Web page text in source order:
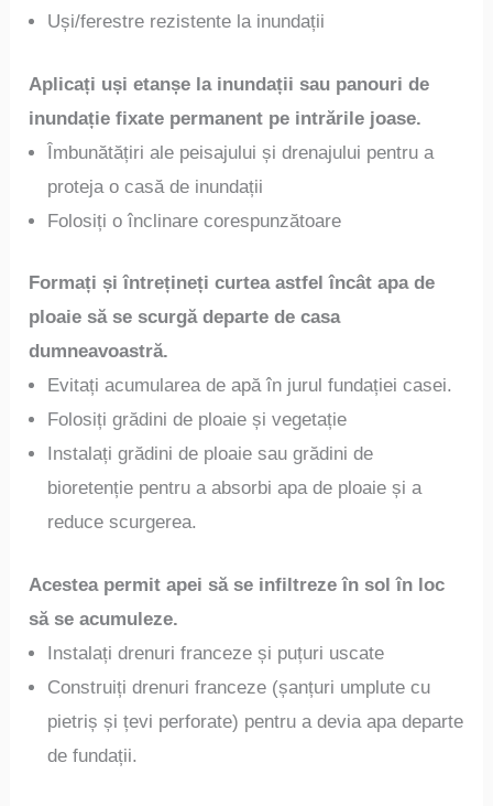
Uși/ferestre rezistente la inundații
Aplicați uși etanșe la inundații sau panouri de
inundație fixate permanent pe intrările joase.
Îmbunătățiri ale peisajului și drenajului pentru a
proteja o casă de inundații
Folosiți o înclinare corespunzătoare
Formați și întrețineți curtea astfel încât apa de
ploaie să se scurgă departe de casa
dumneavoastră.
Evitați acumularea de apă în jurul fundației casei.
Folosiți grădini de ploaie și vegetație
Instalați grădini de ploaie sau grădini de
bioretenție pentru a absorbi apa de ploaie și a
reduce scurgerea.
Acestea permit apei să se infiltreze în sol în loc
să se acumuleze.
Instalați drenuri franceze și puțuri uscate
Construiți drenuri franceze (șanțuri umplute cu
pietriș și țevi perforate) pentru a devia apa departe
de fundații.